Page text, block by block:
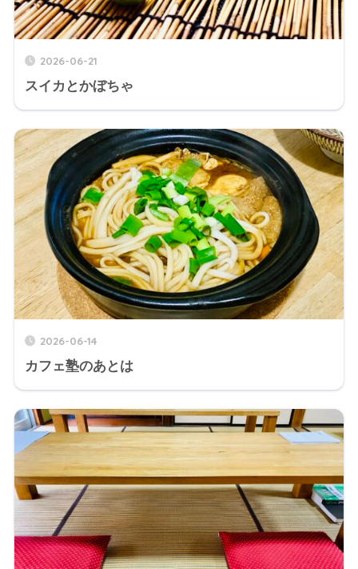
2026-06-21
スイカとかぼちゃ
2026-06-14
カフェ塾のあとは